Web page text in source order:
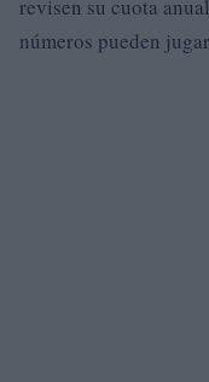
revisen su cuota
números pueden